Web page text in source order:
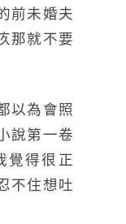
前未婚夫
那就不要
以為會照
說第一卷
覺得很正
不住想吐